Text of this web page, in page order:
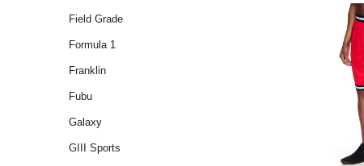
Field Grade
Formula 1
Franklin
Fubu
Galaxy
GIII Sports